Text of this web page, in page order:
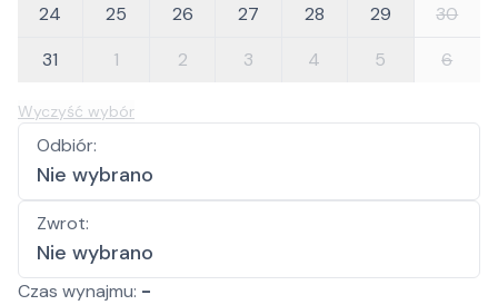
24
25 26 27 28 29
30
31
1 2 3 4 5 6
Wyczyść wybór
Odbiór:
Nie wybrano
Zwrot:
Nie wybrano
Czas wynajmu: -